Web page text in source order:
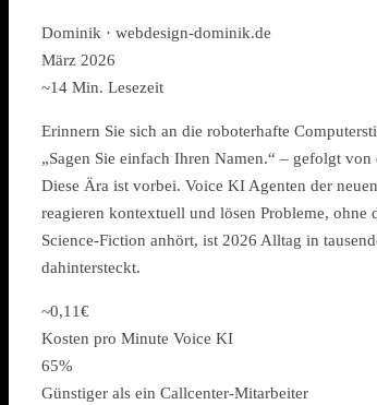
Dominik · webdesign-dominik.de
März 2026
~14 Min. Lesezeit
Erinnern Sie sich an die roboterhafte
„Sagen Sie einfach Ihren Namen.“ – gefolgt
Diese Ära ist vorbei. Voice KI Agenten der
reagieren kontextuell und lösen Probleme, ohne
Science-Fiction anhört, ist 2026 Alltag in
dahintersteckt.
~0,11€
Kosten pro Minute Voice KI
65%
Günstiger als ein Callcenter-Mitarbeiter